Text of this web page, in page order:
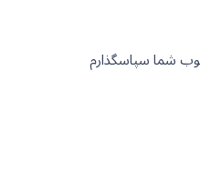
خوب شما سپاسگذارم